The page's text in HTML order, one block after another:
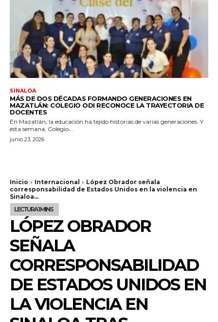
SINALOA
MÁS DE DOS DÉCADAS FORMANDO GENERACIONES EN
MAZATLÁN: COLEGIO ODI RECONOCE LA TRAYECTORIA DE
DOCENTES
En Mazatlán, la educación ha tejido historias de varias generaciones. Y
esta semana, Colegio...
junio 23, 2026